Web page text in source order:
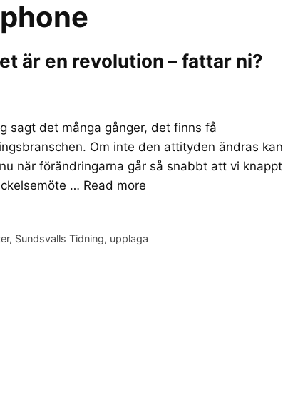
är en revolution – fattar ni?
sagt det många gånger, det finns få
Om inte den attityden ändras kan
när förändringarna går så snabbt att vi knappt
… Read more
, Sundsvalls Tidning, upplaga